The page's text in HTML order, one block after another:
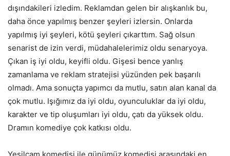
dışındakileri izledim. Reklamdan gelen bir alışkanlık bu,
daha önce yapılmış benzer şeyleri izlersin. Onlarda
yapılmış iyi şeyleri, kötü şeyleri çıkarttım. Sağ olsun
senarist de izin verdi, müdahalelerimiz oldu senaryoya.
Çıkan iş iyi oldu, keyifli oldu. Gişesi bence yanlış
zamanlama ve reklam stratejisi yüzünden pek başarılı
olmadı. Ama sonuçta yapımcı da mutlu, satın alan kanal da
çok mutlu. Işığımız da iyi oldu, oyunculuklar da iyi oldu,
karakter ve tip oluşumları iyi oldu, çatı da yüksek oldu.
Dramın komediye çok katkısı oldu.